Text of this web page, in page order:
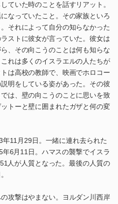
ていた時のことを話すリアット。
なっていたこと。その家族といろ
それによって自分の知らなかった
ストに彼女が言っていた。彼女は
、その向こうのことは何も知らな
れは多くのイスラエルの人たちが
は高校の教師で、映画でホロコー
明をしている姿があった。その彼
は、壁の向こうのことに思いを致
トーと壁に囲まれたガザと何の変
11月29日。一緒に連れ去られた
6月11日。ハマスの襲撃でイスラ
人が人質となった。最後の人質の
攻撃はやまない。ヨルダン川西岸